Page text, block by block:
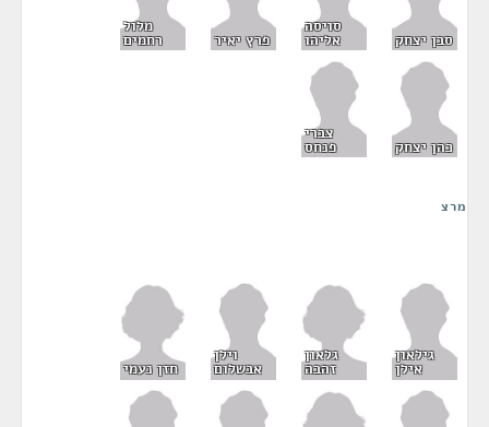
סבן יצחק
סויסה
אליהו פרץ יאיר
מלול
רחמים
כהן יצחק
צברי
פנחס
מרצ
גילאון
אילן
גלאון
זהבה
וילן
אבשלום חזן נעמי